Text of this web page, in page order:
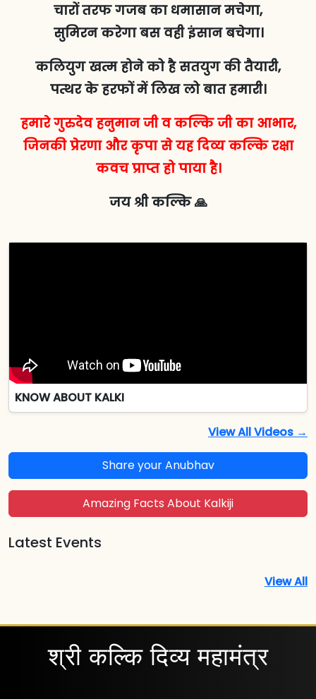
चारों तरफ गजब का धमासान मचेगा,
सुमिरन करेगा बस वही इंसान बचेगा।
कलियुग खत्म होने को है सतयुग की तैयारी,
पत्थर के हरफों में लिख लो बात हमारी।
हमारे गुरुदेव हनुमान जी व कल्कि जी का आभार,
जिनकी प्रेरणा और कृपा से यह दिव्य कल्कि रक्षा
कवच प्राप्त हो पाया है।
जय श्री कल्कि 🙏
KNOW ABOUT KALKI
View All Videos →
Share your Anubhav
Amazing Facts About Kalkiji
Latest Events
View All
श्री कल्कि दिव्य महामंत्र